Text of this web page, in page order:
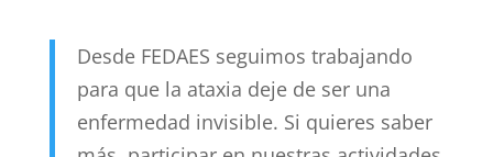
Desde FEDAES seguimos trabajando
para que la ataxia deje de ser una
enfermedad invisible. Si quieres saber